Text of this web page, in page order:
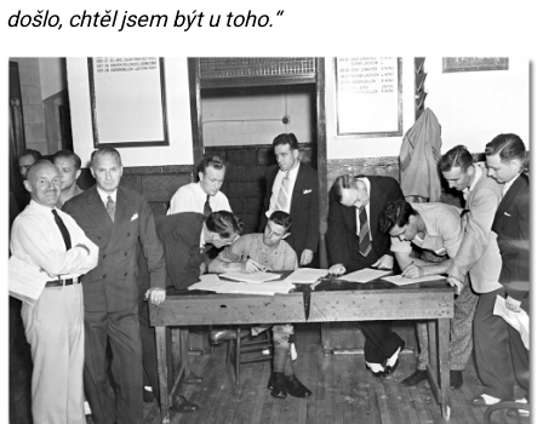
došlo, chtěl jsem být u toho.“